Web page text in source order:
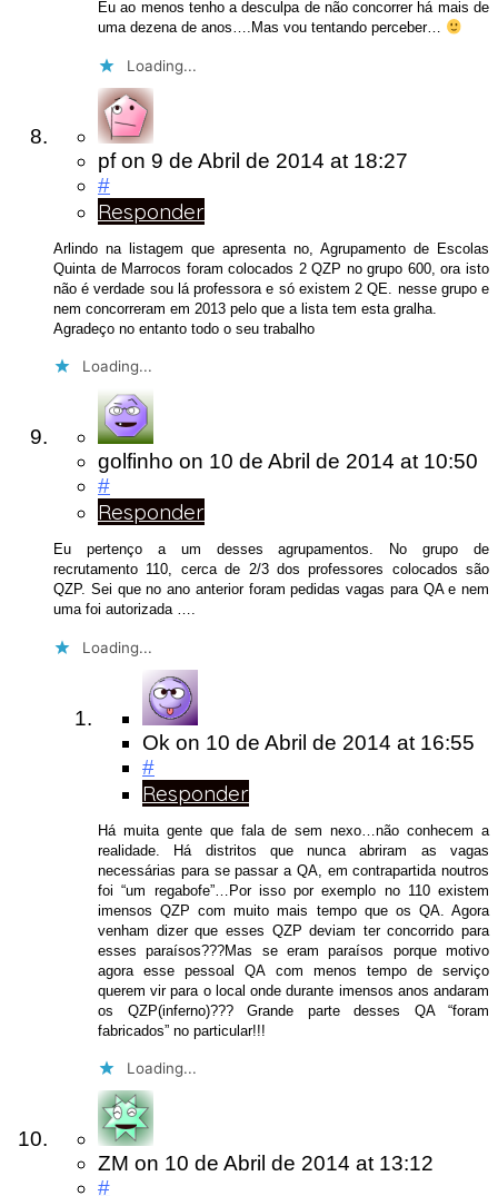
Eu ao menos tenho a desculpa de não concorrer há mais de
uma dezena de anos….Mas vou tentando perceber…
Loading...
pfon 9 de Abril de 2014 at 18:27
#
Responder
Arlindo na listagem que apresenta no, Agrupamento de Escolas
Quinta de Marrocos foram colocados 2 QZP no grupo 600, ora isto
não é verdade sou lá professora e só existem 2 QE. nesse grupo e
nem concorreram em 2013 pelo que a lista tem esta gralha.
Agradeço no entanto todo o seu trabalho
Loading...
golfinho on 10 de Abril de 2014 at 10:50
#
Responder
Eu pertenço a um desses agrupamentos. No grupo de
recrutamento 110, cerca de 2/3 dos professores colocados são
QZP. Sei que no ano anterior foram pedidas vagas para QA e nem
uma foi autorizada ….
Loading...
Ok on 10 de Abril de 2014 at 16:55
#
Responder
Há muita gente que fala de sem nexo…não conhecem a
realidade. Há distritos que nunca abriram as vagas
necessárias para se passar a QA, em contrapartida noutros
foi “um regabofe”…Por isso por exemplo no 110 existem
imensos QZP com muito mais tempo que os QA. Agora
venham dizer que esses QZP deviam ter concorrido para
esses paraísos???Mas se eram paraísos porque motivo
agora esse pessoal QA com menos tempo de serviço
querem vir para o local onde durante imensos anos andaram
os QZP(inferno)??? Grande parte desses QA “foram
fabricados” no particular!!!
Loading...
ZM on 10 de Abril de 2014 at 13:12
#